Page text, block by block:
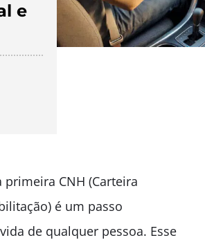
e
primeira CNH (Carteira
é um passo
de qualquer pessoa. Esse